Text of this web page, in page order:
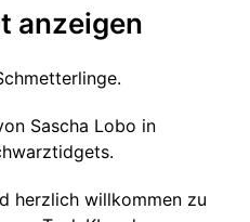
anzeigen
Sascha Lobo in
herzlich willkommen zu